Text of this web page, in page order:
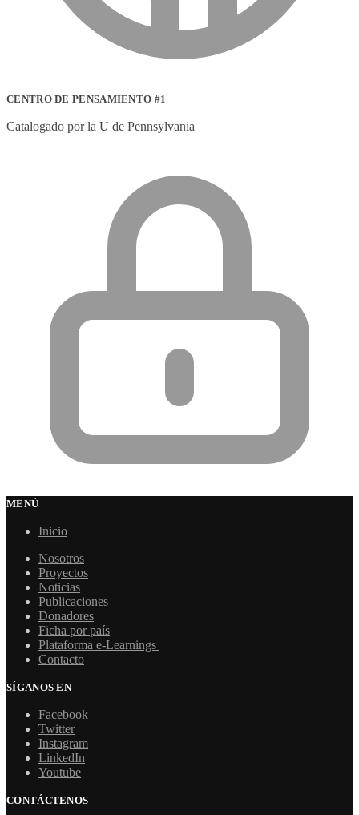
CENTRO DE PENSAMIENTO #1
Catalogado por la U de Pennsylvania
MENÚ
Inicio
Nosotros
Proyectos
Noticias
Publicaciones
Donadores
Ficha por país
Plataforma e-Learnings
Contacto
SÍGANOS EN
Facebook
Twitter
Instagram
LinkedIn
Youtube
CONTÁCTENOS